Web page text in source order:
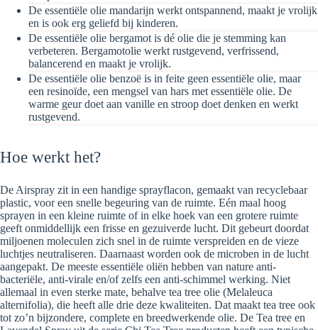
De essentiële olie mandarijn werkt ontspannend, maakt je vrolijk
en is ook erg geliefd bij kinderen.
De essentiële olie bergamot is dé olie die je stemming kan
verbeteren. Bergamotolie werkt rustgevend, verfrissend,
balancerend en maakt je vrolijk.
De essentiële olie benzoë is in feite geen essentiële olie, maar
een resinoïde, een mengsel van hars met essentiële olie. De
warme geur doet aan vanille en stroop doet denken en werkt
rustgevend.
Hoe werkt het?
De Airspray zit in een handige sprayflacon, gemaakt van recyclebaar
plastic, voor een snelle begeuring van de ruimte. Eén maal hoog
sprayen in een kleine ruimte of in elke hoek van een grotere ruimte
geeft onmiddellijk een frisse en gezuiverde lucht. Dit gebeurt doordat
miljoenen moleculen zich snel in de ruimte verspreiden en de vieze
luchtjes neutraliseren. Daarnaast worden ook de microben in de lucht
aangepakt. De meeste essentiële oliën hebben van nature anti-
bacteriële, anti-virale en/of zelfs een anti-schimmel werking. Niet
allemaal in even sterke mate, behalve tea tree olie (Melaleuca
alternifolia), die heeft alle drie deze kwaliteiten. Dat maakt tea tree ook
tot zo’n bijzondere, complete en breedwerkende olie. De Tea tree en